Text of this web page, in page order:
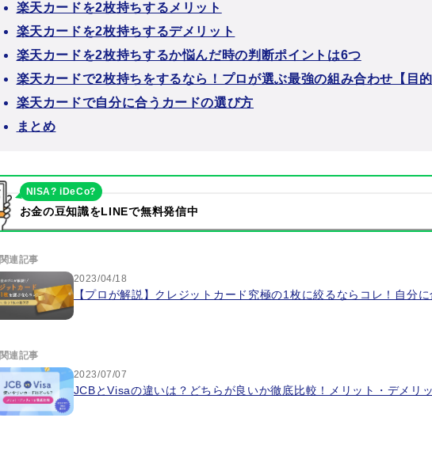
楽天カードを2枚持ちするメリット
楽天カードを2枚持ちするデメリット
楽天カードを2枚持ちするか悩んだ時の判断ポイントは6つ
楽天カードで2枚持ちをするなら！プロが選ぶ最強の組み合わせ【目
楽天カードで自分に合うカードの選び方
まとめ
お金の豆知識をLINEで無料発信中
NISA? iDeCo?
関連記事
2023/04/18
【プロが解説】クレジットカード究極の1枚に絞るならコレ！自分
関連記事
2023/07/07
JCBとVisaの違いは？どちらが良いか徹底比較！メリット・デメリ